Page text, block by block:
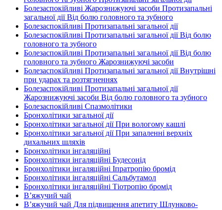
Болезаспокійливі Жарознижуючі засоби Протизапальні
загальної дії Від болю головного та зубного
Болезаспокійливі Протизапальні загальної дії
Болезаспокійливі Протизапальні загальної дії Від болю
головного та зубного
Болезаспокійливі Протизапальні загальної дії Від болю
головного та зубного Жарознижуючі засоби
Болезаспокійливі Протизапальні загальної дії Внутрішні
при ударах та розтягненнях
Болезаспокійливі Протизапальні загальної дії
Жарознижуючі засоби Від болю головного та зубного
Болезаспокійливі Спазмолітики
Бронхолітики загальної дії
Бронхолітики загальної дії При вологому кашлі
Бронхолітики загальної дії При запаленні верхніх
дихальних шляхів
Бронхолітики інгаляційні
Бронхолітики інгаляційні Будесонід
Бронхолітики інгаляційні Іпратропію бромід
Бронхолітики інгаляційні Сальбутамол
Бронхолітики інгаляційні Тіотропію бромід
В’яжучий чай
В’яжучий чай Для підвищення апетиту Шлунково-